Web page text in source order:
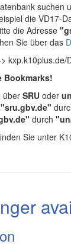
suchen
die VD17-
die Adresse
Sie über das
kxp.k10plus.de/
Bookmarks!
über SRU oder
"sru.gbv.de"
durch
Sie unter